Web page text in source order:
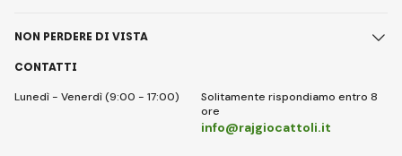
CONTATTI
Lunedì - Venerdì (9:00 - 17:00)
Solitamente rispondiamo entro 8
ore
info@rajgiocattoli.it
NON PERDERE DI VISTA